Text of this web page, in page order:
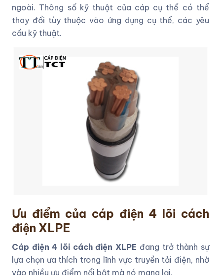
ngoài. Thông số kỹ thuật của cáp cụ thể có thể
thay đổi tùy thuộc vào ứng dụng cụ thể, các yêu
cầu kỹ thuật.
Ưu điểm của cáp điện 4 lõi cách
điện XLPE
Cáp điện 4 lõi cách điện XLPE đang trở thành sự
lựa chọn ưa thích trong lĩnh vực truyền tải điện, nhờ
vào nhiều ưu điểm nổi bật mà nó mang lại.